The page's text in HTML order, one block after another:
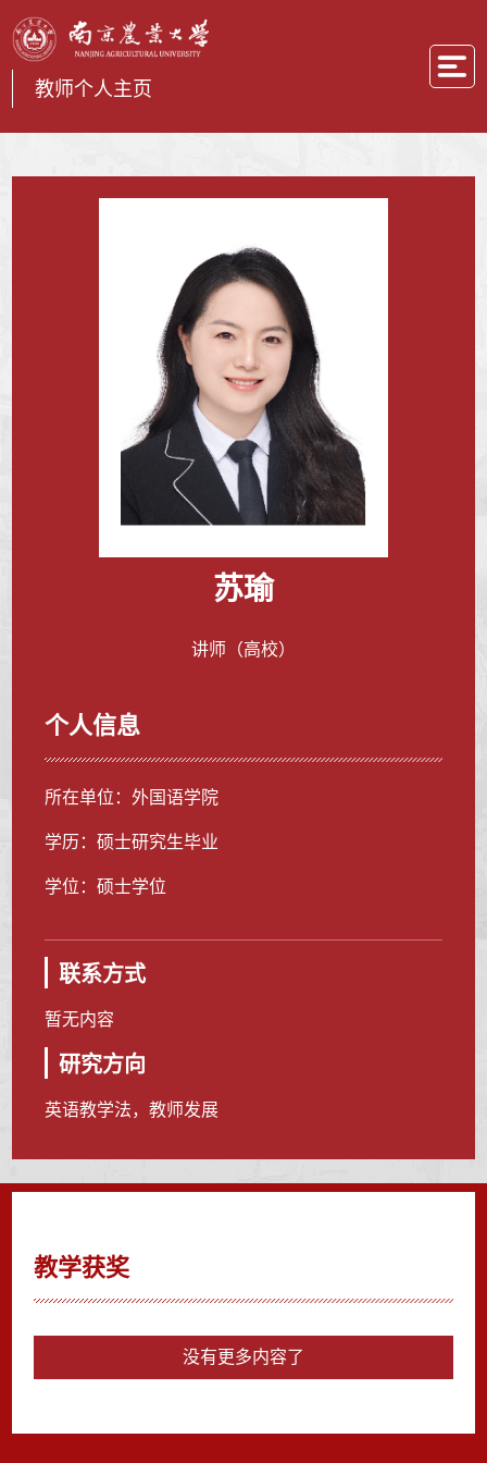
教师个人主页
苏瑜
讲师（高校）
个人信息
所在单位：外国语学院
学历：硕士研究生毕业
学位：硕士学位
联系方式
暂无内容
研究方向
英语教学法，教师发展
教学获奖
没有更多内容了